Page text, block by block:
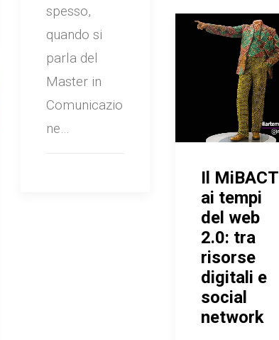
spesso,
quando si
parla del
Master in
Comunicazio
ne…
Il MiBACT
ai tempi
del web
2.0: tra
risorse
digitali e
social
network